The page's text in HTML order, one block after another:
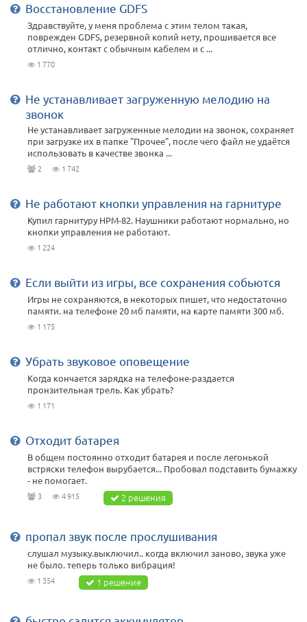
Восстановление GDFS
Здравствуйте, у меня проблема с этим телом такая,
поврежден GDFS, резервной копий нету, прошивается все
отлично, контакт с обычным кабелем и с ...
1 770
Не устанавливает загруженную мелодию на
звонок
Не устанавливает загруженные мелодии на звонок, сохраняет
при загрузке их в папке "Прочее", после чего файл не удаётся
использовать в качестве звонка ...
2 1 742
Не работают кнопки управления на гарнитуре
Купил гарнитуру HPM-82. Наушники работают нормально, но
кнопки управления не работают.
1 224
Если выйти из игры, все сохранения собьются
Игры не сохраняются, в некоторых пишет, что недостаточно
памяти. на телефоне 20 мб памяти, на карте памяти 300 мб.
1 175
Убрать звуковое оповещение
Когда кончается зарядка на телефоне-раздается
пронзительная трель. Как убрать?
1 171
Отходит батарея
В общем постоянно отходит батарея и после легонькой
встряски телефон вырубается... Пробовал подставить бумажку
- не помогает.
3 4 915 2 решения
пропал звук после прослушивания
слушал музыку.выключил.. когда включил заново, звука уже
не было. теперь только вибрация!
1 354 1 решение